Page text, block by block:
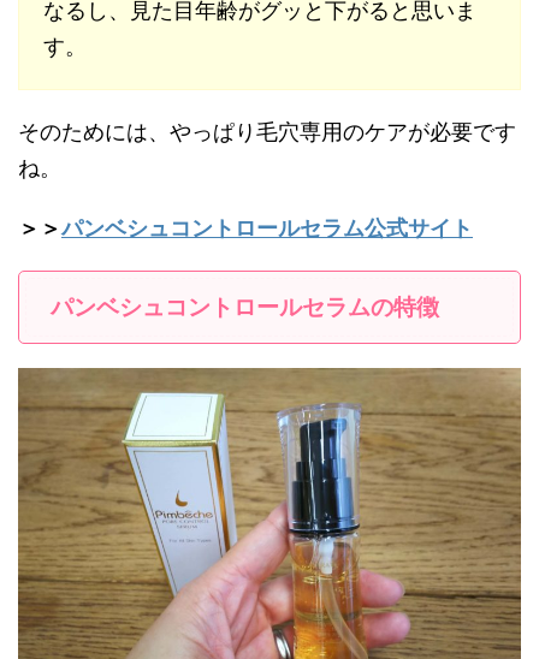
なるし、見た目年齢がグッと下がると思いま
す。
そのためには、やっぱり毛穴専用のケアが必要です
ね。
＞＞パンベシュコントロールセラム公式サイト
パンベシュコントロールセラムの特徴